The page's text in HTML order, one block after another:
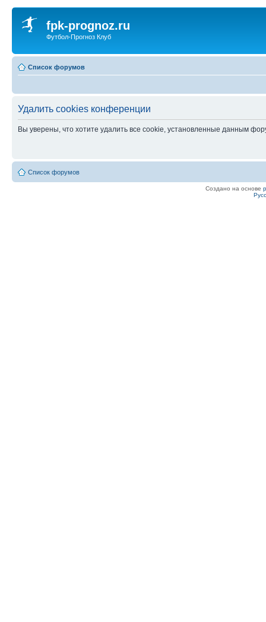
fpk-prognoz.ru
Футбол-Прогноз Клуб
Список форумов
Удалить cookies конференции
Вы уверены, что хотите удалить все cookie, установленные данным
Список форумов
Создано на основе